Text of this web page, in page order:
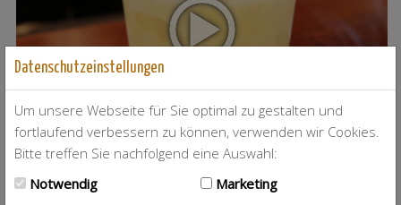
T-Berry
Datenschutzeinstellungen
Um unsere Webseite für Sie optimal zu gestalten und
fortlaufend verbessern zu können, verwenden wir Cookies.
Bitte treffen Sie nachfolgend eine Auswahl:
Notwendig
Marketing